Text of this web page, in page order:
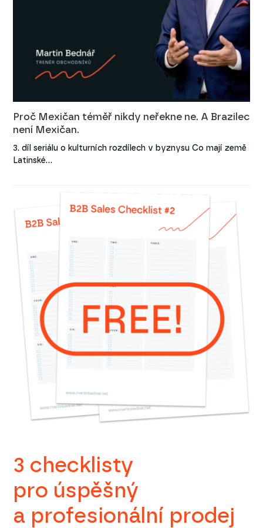
Proč Mexičan téměř nikdy neřekne ne. A Brazilec
není Mexičan.
3. díl seriálu o kulturních rozdílech v byznysu Co mají země
Latinské…
3 checklisty
pro úspěšný
a profesionální prodej